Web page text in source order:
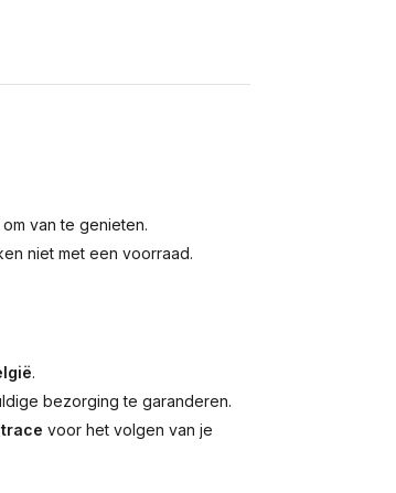
van te genieten.
niet met een voorraad.
.
bezorging te garanderen.
voor het volgen van je